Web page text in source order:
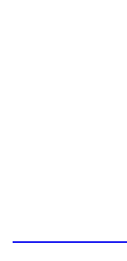
LOSLEGEN